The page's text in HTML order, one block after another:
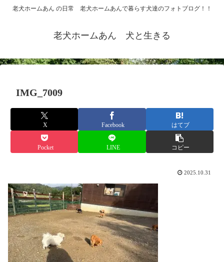
老犬ホームあん の日常 老犬ホームあんで暮らす犬達のフォトブログ！！
老犬ホームあん 犬と生きる
IMG_7009
X Facebook はてブ
Pocket LINE コピー
2025.10.31